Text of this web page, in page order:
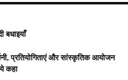
बधाइयाँ
प्रतियोगिताएं और सांस्कृतिक आयोजन
कहा